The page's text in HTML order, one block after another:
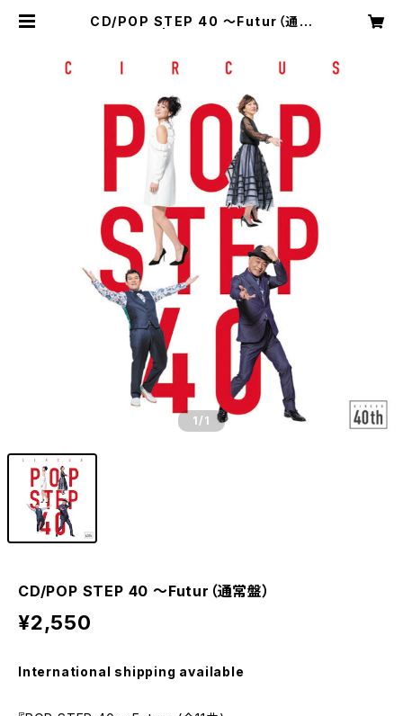
CD/POP STEP 40 ～Futur（通常
1 /1
CD/POP STEP 40 ～Futur（通常盤）
¥2,550
International shipping available